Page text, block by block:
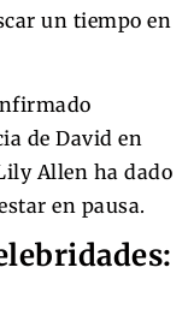
un tiempo en
de David en
Allen ha dado
en pausa.